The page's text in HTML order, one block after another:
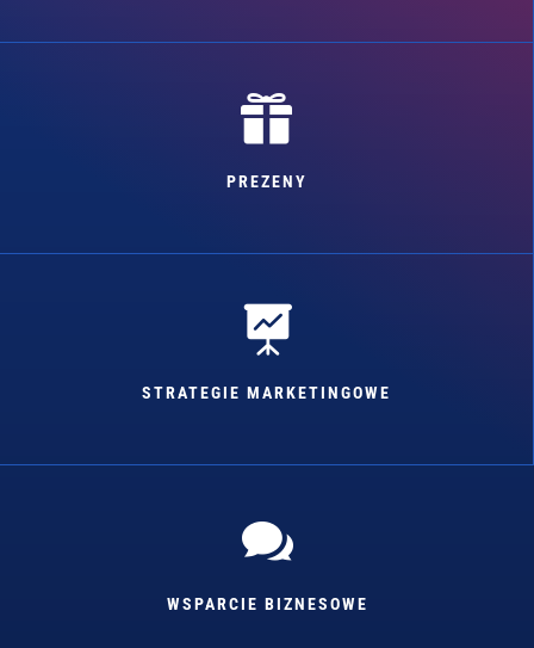

PREZENY

STRATEGIE MARKETINGOWE

WSPARCIE BIZNESOWE